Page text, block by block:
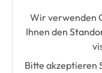
Wir verwenden
Ihnen den
Bitte akzeptieren